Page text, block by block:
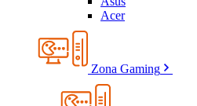
Acer
Zona Gaming